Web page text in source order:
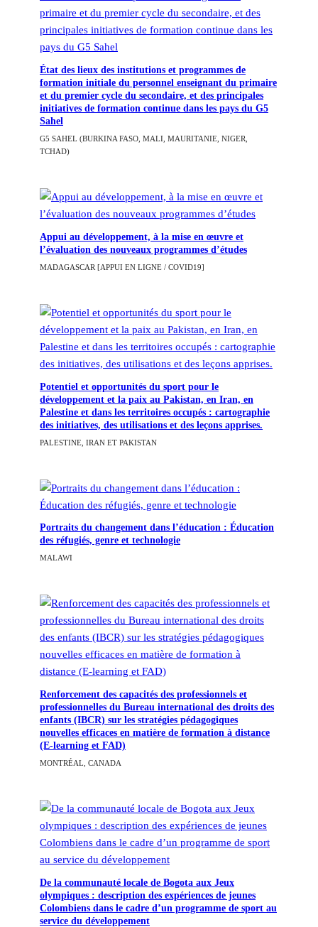
État des lieux des institutions et programmes de
formation initiale du personnel enseignant du primaire
et du premier cycle du secondaire, et des principales
initiatives de formation continue dans les pays du G5
Sahel
G5 SAHEL (BURKINA FASO, MALI, MAURITANIE, NIGER,
TCHAD)
Appui au développement, à la mise en œuvre et
l’évaluation des nouveaux programmes d’études
MADAGASCAR [APPUI EN LIGNE / COVID19]
Potentiel et opportunités du sport pour le
développement et la paix au Pakistan, en Iran, en
Palestine et dans les territoires occupés : cartographie
des initiatives, des utilisations et des leçons apprises.
PALESTINE, IRAN ET PAKISTAN
Portraits du changement dans l’éducation : Éducation
des réfugiés, genre et technologie
MALAWI
Renforcement des capacités des professionnels et
professionnelles du Bureau international des droits des
enfants (IBCR) sur les stratégies pédagogiques
nouvelles efficaces en matière de formation à distance
(E-learning et FAD)
MONTRÉAL, CANADA
De la communauté locale de Bogota aux Jeux
olympiques : description des expériences de jeunes
Colombiens dans le cadre d’un programme de sport au
service du développement